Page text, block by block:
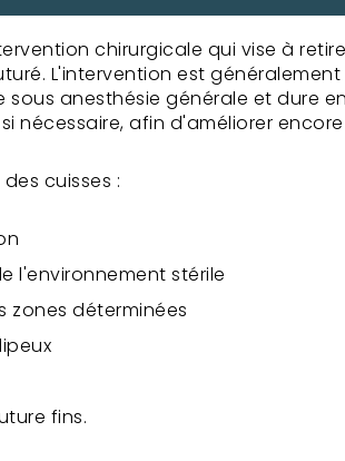
chirurgicale qui vise à
L'intervention est
anesthésie générale et dure
nécessaire, afin d'améliorer
cuisses :
l'environnement stérile
zones déterminées
fins.